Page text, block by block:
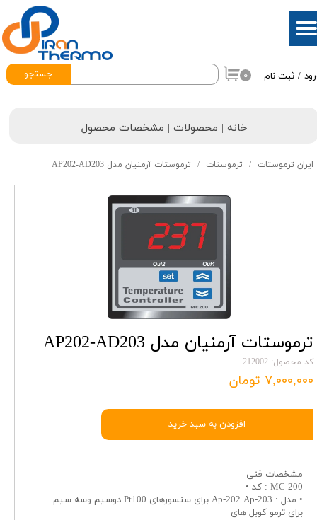
/ ثبت نام
حساب کاربری من
خروج از حساب کاربری
جستجو ۰
خانه | محصولات | مشخصات محصول
ایران ترموستات ترموستات ترموستات آرمنیان مدل AP202-AD203
ترموستات آرمنیان مدل AP202-AD203
کد محصول: 212002
۷,۰۰۰,۰۰۰ تومان
افزودن به سبد خرید
مشخصات فنى
MC 200 : كد •
• مدل : Ap-202 Ap-203 براى سنسورهاى Pt100 دوسيم وسه سيم
براى ترمو كوبل هاى